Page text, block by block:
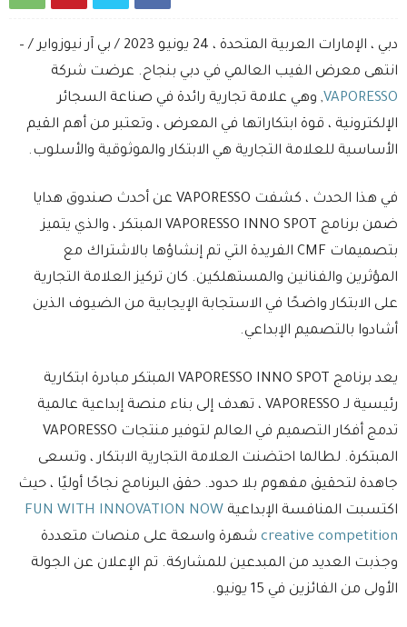
دبي ، الإمارات العربية المتحدة ، 24 يونيو 2023 / بي آر نيوزواير / –
انتهى معرض الفيب العالمي في دبي بنجاح. عرضت شركة
VAPORESSO, وهي علامة تجارية رائدة في صناعة السجائر
الإلكترونية ، قوة ابتكاراتها في المعرض ، وتعتبر من أهم القيم
الأساسية للعلامة التجارية هي الابتكار والموثوقية والأسلوب.
في هذا الحدث ، كشفت VAPORESSO عن أحدث صندوق هدايا
ضمن برنامج VAPORESSO INNO SPOT المبتكر ، والذي يتميز
بتصميمات CMF الفريدة التي تم إنشاؤها بالاشتراك مع
المؤثرين والفنانين والمستهلكين. كان تركيز العلامة التجارية
على الابتكار واضحًا في الاستجابة الإيجابية من الضيوف الذين
أشادوا بالتصميم الإبداعي.
يعد برنامج VAPORESSO INNO SPOT المبتكر مبادرة ابتكارية
رئيسية لـ VAPORESSO ، تهدف إلى بناء منصة إبداعية عالمية
تدمج أفكار التصميم في العالم لتوفير منتجات VAPORESSO
المبتكرة. لطالما احتضنت العلامة التجارية الابتكار ، وتسعى
جاهدة لتحقيق مفهوم بلا حدود. حقق البرنامج نجاحًا أوليًا ، حيث
اكتسبت المنافسة الإبداعية FUN WITH INNOVATION NOW
creative competition شهرة واسعة على منصات متعددة
وجذبت العديد من المبدعين للمشاركة. تم الإعلان عن الجولة
الأولى من الفائزين في 15 يونيو.